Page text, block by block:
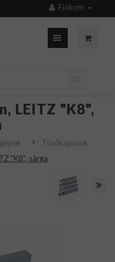
Fiókom
LEITZ "K8",
Tűzőkapcsok
"K8", sárga